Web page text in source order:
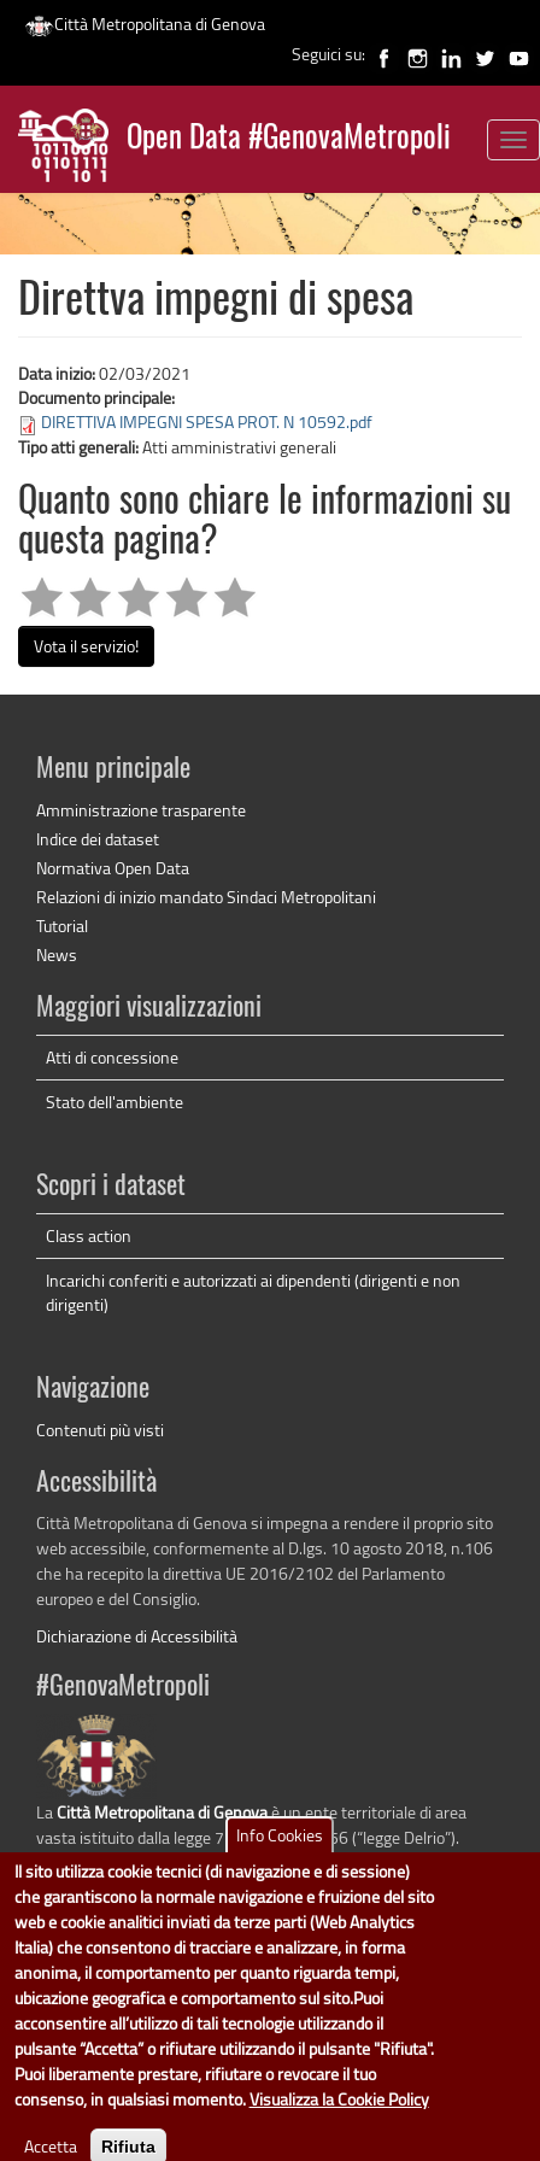
Salta
contenuto
principale
Città Metropolitana di Genova
Seguici su:
Open Data #GenovaMetropoli
News
Direttva impegni di spesa
Data inizio:02/03/2021
Documento principale:
DIRETTIVA IMPEGNI SPESA PROT. N 10592.pdf
Tipo atti generali:Atti amministrativi generali
Quanto sono chiare le informazioni su
questa pagina?
Vota il servizio!
Menu principale
Amministrazione trasparente
Indice dei dataset
Normativa Open Data
Relazioni di inizio mandato Sindaci Metropolitani
Tutorial
News
Maggiori visualizzazioni
Atti di concessione
Stato dell'ambiente
Scopri i dataset
Class action
Incarichi conferiti e autorizzati ai dipendenti (dirigenti e non
dirigenti)
Navigazione
Contenuti più visti
Accessibilità
Città Metropolitana di Genova si impegna a rendere il proprio sito
web accessibile, conformemente al D.lgs. 10 agosto 2018, n.106
che ha recepito la direttiva UE 2016/2102 del Parlamento
europeo e del Consiglio.
Dichiarazione di Accessibilità
#GenovaMetropoli
LaCittà Metropolitana di Genovaè un ente territoriale di area
vasta istituito dalla legge 7 aprile 2014 n. 56 (“legge Delrio”).
Sostituisce la Provincia di Genova.
dati.cittametropolitana.genova.itè il progetto "Open Data" della
Metropolitana di Genova.
Il design e la gestione sono a cura del Servizio Sistemi Informativi. Ogni
Direzione è responsabile per la parte di "dati" e "dataset".
accedi (area riservata)|contatti|privacy| Statistiche
Info Cookies
Il sito utilizza cookie tecnici (di navigazione e di sessione)
che garantiscono la normale navigazione e fruizione del sito
web e cookie analitici inviati da terze parti (Web Analytics
Italia) che consentono di tracciare e analizzare, in forma
anonima, il comportamento per quanto riguarda tempi,
ubicazione geografica e comportamento sul sito.Puoi
acconsentire all’utilizzo di tali tecnologie utilizzando il
pulsante “Accetta” o rifiutare utilizzando il pulsante "Rifiuta".
Puoi liberamente prestare, rifiutare o revocare il tuo
consenso, in qualsiasi momento.Visualizza la Cookie Policy
Accetta Rifiuta